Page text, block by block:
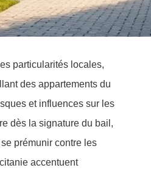
particularités locales,
des appartements du
et influences sur les
dès la signature du bail,
prémunir contre les
accentuent